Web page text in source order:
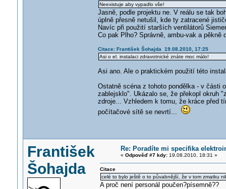
Neexistuje aby vypadlo vše!
Jasně, podle projektu ne. V reálu se tak
úplně přesně netušil, kde ty zatracené
Navíc při použití starších ventilátorů
Co pak Plho? Správně, ambu-vak a pěkně
Citace: František Šohajda 19.08.2010, 17:25
Asi o el. instalaci zdravotnické znáte moc málo!
Asi ano. Ale o praktickém použití této
Ostatně scéna z tohoto pondělka - v části
zablejsklo". Ukázalo se, že překopl okruh
zdroje... Vzhledem k tomu, že kráce před
počítačové sítě se nevrtí...
František
Šohajda
Re: Poradíte mi specifika
« Odpověď #7 kdy:19.08.2010, 18:31 »
Citace
celé to bylo ještě o to půvabnější, že v tom zmatku
A proč není personál poučen?písemně??